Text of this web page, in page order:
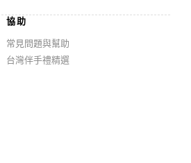
協助
常見問題與幫助
台灣伴手禮精選